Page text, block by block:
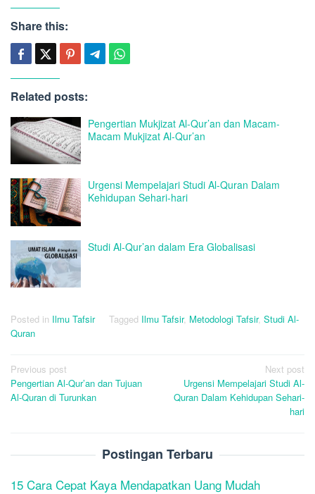
Share this:
Related posts:
Pengertian Mukjizat Al-Qur’an dan Macam-
Macam Mukjizat Al-Qur’an
Urgensi Mempelajari Studi Al-Quran Dalam
Kehidupan Sehari-hari
Studi Al-Qur’an dalam Era Globalisasi
Posted in Ilmu Tafsir Tagged Ilmu Tafsir, Metodologi Tafsir, Studi Al-
Quran
Post
navigation
Previous post
Pengertian Al-Qur’an dan Tujuan
Al-Quran di Turunkan
Next post
Urgensi Mempelajari Studi Al-
Quran Dalam Kehidupan Sehari-
hari
Postingan Terbaru
15 Cara Cepat Kaya Mendapatkan Uang Mudah